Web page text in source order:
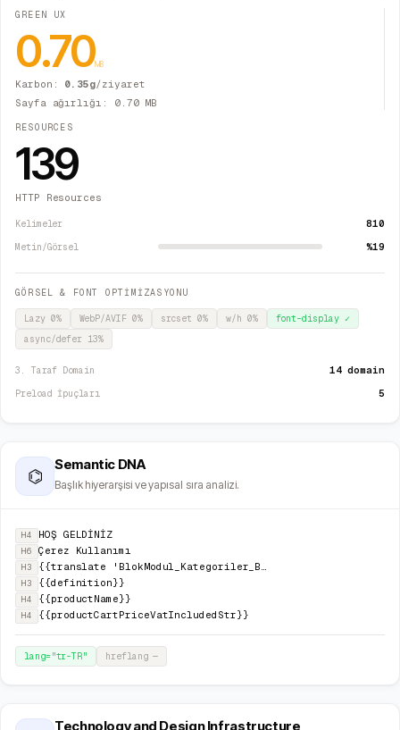
GREEN UX
0.70MB
Karbon: 0.35g/ziyaret
Sayfa ağırlığı: 0.70MB
RESOURCES
139
HTTP Resources
Kelimeler 810
Metin/Görsel %19
GÖRSEL & FONT OPTİMİZASYONU
Lazy 0% WebP/AVIF 0% srcset0% w/h 0% font-display ✓
async/defer 13%
3. Taraf Domain 14 domain
Preload İpuçları 5
⌬
Semantic DNA
Başlık hiyerarşisi ve yapısal sıra analizi.
H4 HOŞ GELDİNİZ
H6 Çerez Kullanımı
H3 {{translate 'BlokModul_Kategoriler_Baslik'}}
H3 {{definition}}
H4 {{productName}}
H4 {{productCartPriceVatIncludedStr}}
lang="tr-TR" hreflang—
Technology and Design Infrastructure